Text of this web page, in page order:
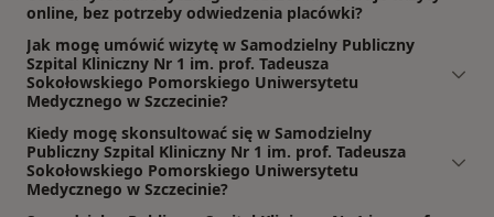
online, bez potrzeby odwiedzenia placówki?
Jak mogę umówić wizytę w Samodzielny Publiczny
Szpital Kliniczny Nr 1 im. prof. Tadeusza
Sokołowskiego Pomorskiego Uniwersytetu
Medycznego w Szczecinie?
Kiedy mogę skonsultować się w Samodzielny
Publiczny Szpital Kliniczny Nr 1 im. prof. Tadeusza
Sokołowskiego Pomorskiego Uniwersytetu
Medycznego w Szczecinie?